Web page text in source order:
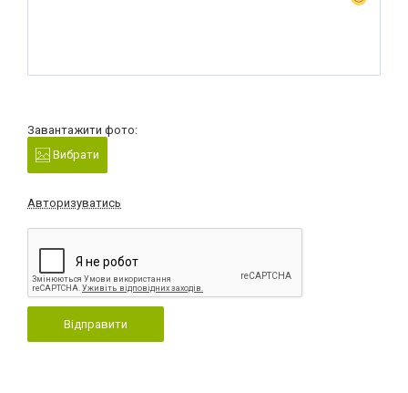
Завантажити фото:
Вибрати
Авторизуватись
Відправити